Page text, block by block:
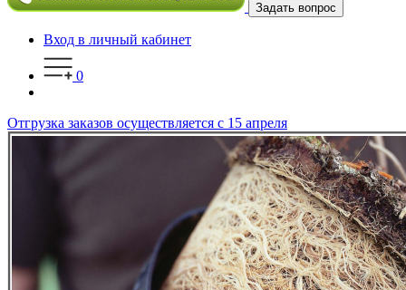
Задать вопрос
Вход в личный кабинет
0
Отгрузка заказов осуществляется с 15 апреля